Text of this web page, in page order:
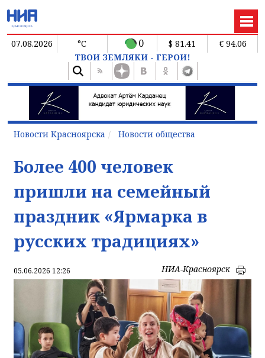
07.08.2026 °C 0 $ 81.41
€ 94.06
ТВОИ ЗЕМЛЯКИ - ГЕРОИ!
Новости Красноярска Новости общества
Более 400 человек
пришли на семейный
праздник «Ярмарка в
русских традициях»
05.06.2026 12:26 НИА-Красноярск